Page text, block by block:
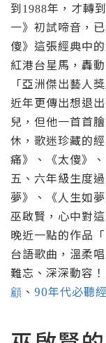
到1988年，才轉
一》初試啼音，
傻》這張經典中
紅港台星馬，轟
「亞洲傑出藝人獎
近年更傳出想退
兒，但他一首首
休，歌迷珍藏的
痛》、《太傻》
五、六年級生度
夢》
、《人生如
巫啟賢，心中對
晚近一點的作品
台語歌曲，溫柔
難忘、深深動容
顧 、 90年代必聽